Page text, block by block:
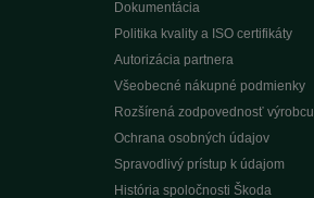
Dokumentácia
Politika kvality a ISO certifikáty
Autorizácia partnera
Všeobecné nákupné podmienky
Rozšírená zodpovednosť výrobcu
Ochrana osobných údajov
Spravodlivý prístup k údajom
História spoločnosti Škoda